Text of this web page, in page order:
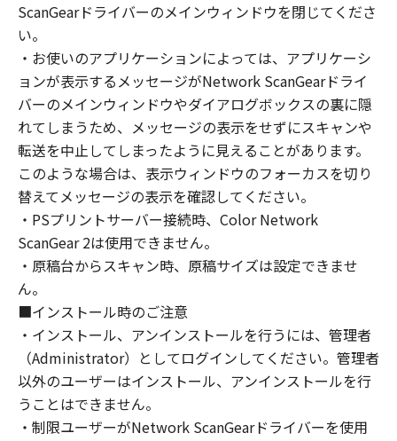
(1) お客様は、再使用許諾、譲渡、販売、頒
布、リースもしくは貸与その他の方法により、
第三者に「本ソフトウェア」を使用させること
はできません。
(2) お客様は、「本ソフトウェア」の全部また
は一部を修正、改変、逆コンパイル、逆アセン
ブル、その他リバースエンジニアリング等する
ことはできません。また第三者にこのような行
為をさせてはなりません。
３．著作権表示
ノンまたはキヤノンのライセンサーの著作権表
示を変更し、除去しもしくは削除してはなりま
せん。
４．所有権
「本ソフトウェア」に係る権原および所有権
は、その内容によりキヤノンまたはキヤノンの
ScanGearドライバーのメインウィンドウを閉じてくださ
い。
・お使いのアプリケーションによっては、アプリケーシ
ョンが表示するメッセージがNetwork ScanGearドライ
バーのメインウィンドウやダイアログボックスの裏に隠
れてしまうため、メッセージの表示をせずにスキャンや
転送を中止してしまったように見えることがあります。
このような場合は、表示ウィンドウのフォーカスを切り
替えてメッセージの表示を確認してください。
・PSプリントサーバー接続時、Color Network
ScanGear 2は使用できません。
・原稿台からスキャン時、原稿サイズは設定できませ
ん。
■インストール時のご注意
・インストール、アンインストールを行うには、管理者
（Administrator）としてログインしてください。管理者
以外のユーザーはインストール、アンインストールを行
うことはできません。
・制限ユーザーがNetwork ScanGearドライバーを使用